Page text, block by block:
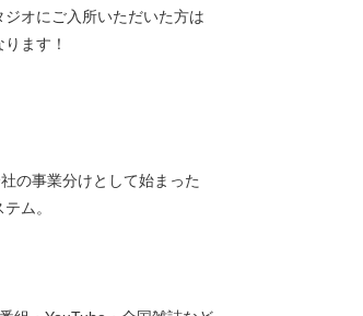
オにご入所いただいた方は
ます！
の事業分けとして始まった
ム。